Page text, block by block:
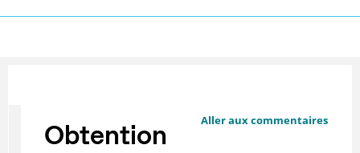
Aller aux commentaires
Obtention